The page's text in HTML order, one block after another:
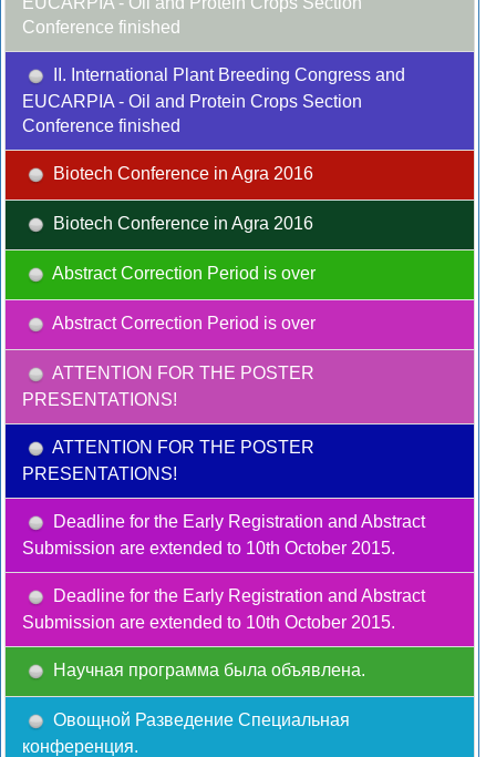
Conference finished
II. International Plant Breeding Congress and
EUCARPIA - Oil and Protein Crops Section
Conference finished
Biotech Conference in Agra 2016
Biotech Conference in Agra 2016
Abstract Correction Period is over
Abstract Correction Period is over
ATTENTION FOR THE POSTER
PRESENTATIONS!
ATTENTION FOR THE POSTER
PRESENTATIONS!
Deadline for the Early Registration and Abstract
Submission are extended to 10th October 2015.
Deadline for the Early Registration and Abstract
Submission are extended to 10th October 2015.
Научная программа была объявлена.
Овощной Разведение Специальная
конференция.